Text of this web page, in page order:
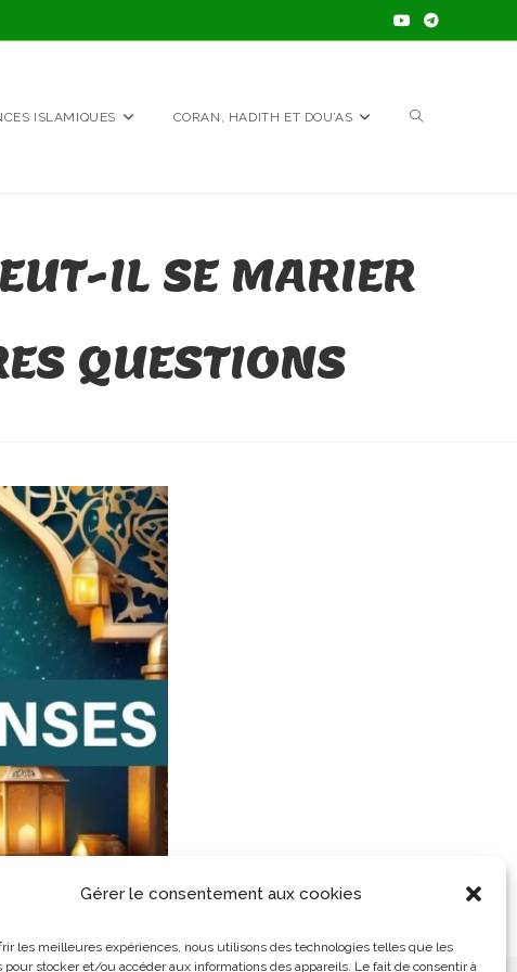
Gérer le consentement aux cookies
les meilleures expériences, nous utilisons des technologies telles que les
pour stocker et/ou accéder aux informations des appareils. Le fait de consentir à
ISLAMIQUES CORAN, HADITH ET DOU’AS TOGGLE
IL SE MARIER
QUESTIONS